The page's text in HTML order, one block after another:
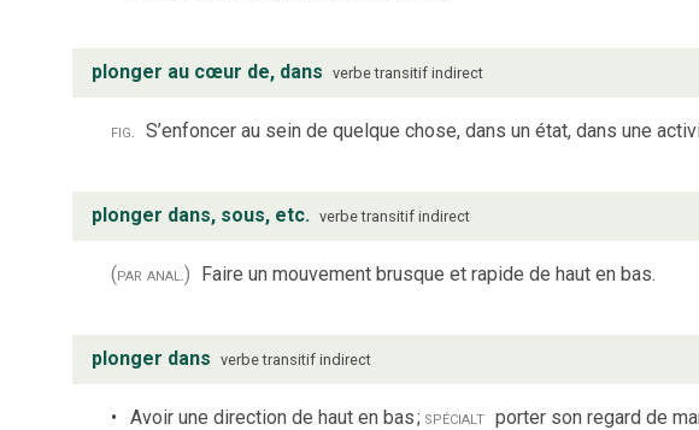
plonger au cœur de, dans verbe transitif indirect
fig. S’enfoncer au sein de quelque chose, dans un état, dans une
plonger dans, sous, etc. verbe transitif indirect
(par anal.) Faire un mouvement brusque et rapide de haut en bas.
plonger dans verbe transitif indirect
Avoir une direction de haut en bas; spécialt porter son regard de